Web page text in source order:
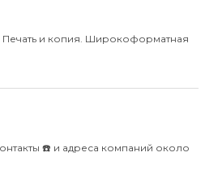
Печать и копия. Широкоформатная
☎️ и адреса компаний около